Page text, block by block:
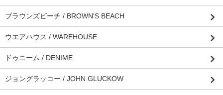
ブラウンズビーチ / BROWN'S BEACH
ウエアハウス / WAREHOUSE
ドゥニーム / DENIME
ジョングラッコー / JOHN GLUCKOW